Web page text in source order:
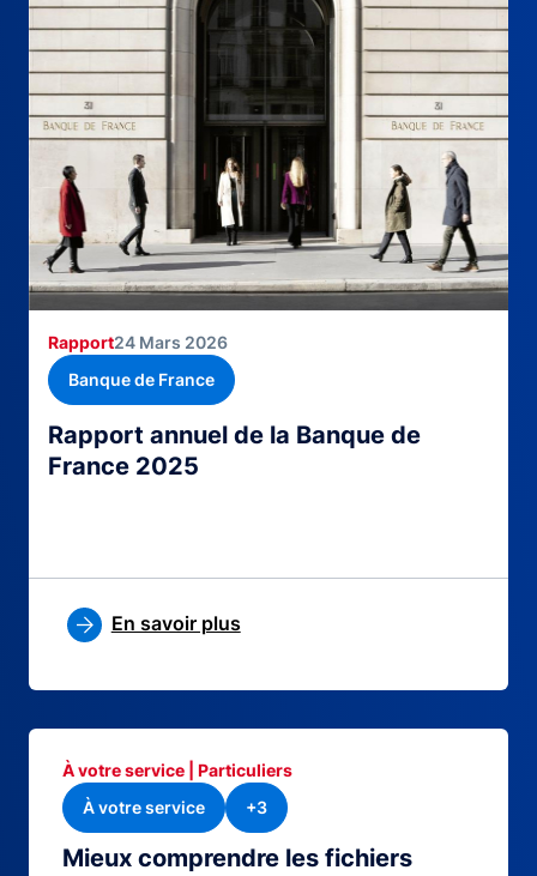
Rapport annuel de la Banque de
France 2025
Rapport24 Mars 2026
Banque de France
En savoir plus
Mieux comprendre les fichiers
À votre service | Particuliers
À votre service
+3